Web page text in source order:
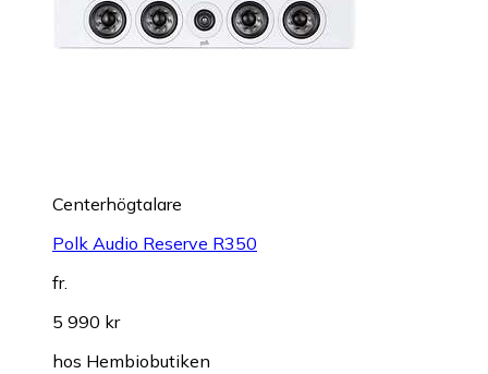
Centerhögtalare
Polk Audio Reserve R350
fr.
5 990 kr
hos Hembiobutiken